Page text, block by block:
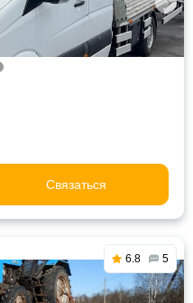
Связаться
6.8 5